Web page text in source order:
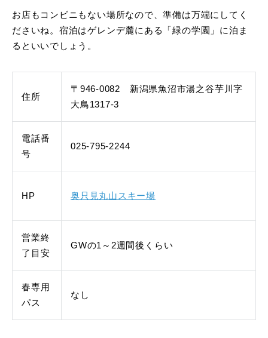
お店もコンビニもない場所なので、準備は万端にしてく
ださいね。宿泊はゲレンデ麓にある「緑の学園」に泊ま
るといいでしょう。
住所
〒946-0082 新潟県魚沼市湯之谷芋川字
大鳥1317-3
電話番
号
025-795-2244
HP 奥只見丸山スキー場
営業終
了目安
GWの1～2週間後くらい
春専用
パス
なし